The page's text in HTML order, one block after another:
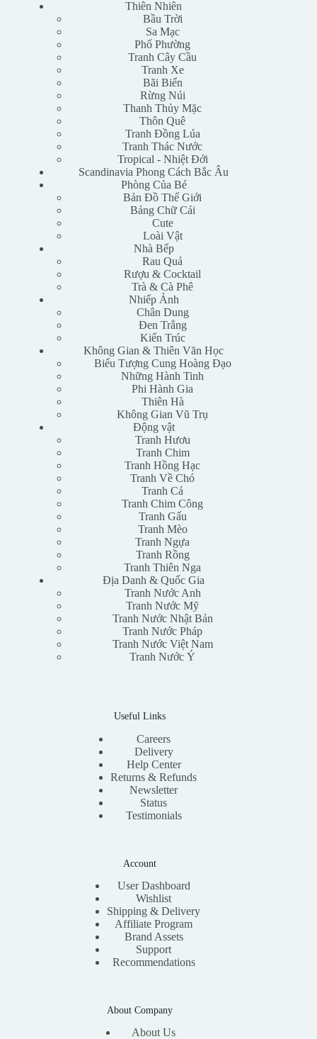
Thiên Nhiên
Bầu Trời
Sa Mạc
Phố Phường
Tranh Cây Cầu
Tranh Xe
Bãi Biển
Rừng Núi
Thanh Thủy Mặc
Thôn Quê
Tranh Đồng Lúa
Tranh Thác Nước
Tropical - Nhiệt Đới
Scandinavia Phong Cách Bắc Âu
Phòng Của Bé
Bản Đồ Thế Giới
Bảng Chữ Cái
Cute
Loài Vật
Nhà Bếp
Rau Quả
Rượu & Cocktail
Trà & Cà Phê
Nhiếp Ảnh
Chân Dung
Đen Trắng
Kiến Trúc
Không Gian & Thiên Văn Học
Biểu Tượng Cung Hoàng Đạo
Những Hành Tinh
Phi Hành Gia
Thiên Hà
Không Gian Vũ Trụ
Động vật
Tranh Hươu
Tranh Chim
Tranh Hồng Hạc
Tranh Về Chó
Tranh Cá
Tranh Chim Công
Tranh Gấu
Tranh Mèo
Tranh Ngựa
Tranh Rồng
Tranh Thiên Nga
Địa Danh & Quốc Gia
Tranh Nước Anh
Tranh Nước Mỹ
Tranh Nước Nhật Bản
Tranh Nước Pháp
Tranh Nước Việt Nam
Tranh Nước Ý
Useful Links
Careers
Delivery
Help Center
Returns & Refunds
Newsletter
Status
Testimonials
Account
User Dashboard
Wishlist
Shipping & Delivery
Affiliate Program
Brand Assets
Support
Recommendations
About Company
About Us